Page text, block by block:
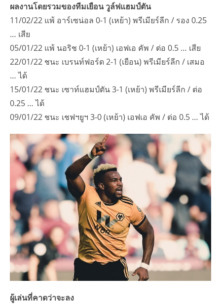
ผลงานโดยรวมของทีมเยือน วูล์ฟแฮมป์ตัน
11/02/22 แพ้ อาร์เซน่อล 0-1 (เหย้า) พรีเมียร์ลีก / รอง 0.25
… เสีย
05/01/22 แพ้ นอริช 0-1 (เหย้า) เอฟเอ คัพ / ต่อ 0.5 … เสีย
22/01/22 ชนะ เบรนท์ฟอร์ด 2-1 (เยือน) พรีเมียร์ลีก / เสมอ
… ได้
15/01/22 ชนะ เซาท์แฮมป์ตัน 3-1 (เหย้า) พรีเมียร์ลีก / ต่อ
0.25 … ได้
09/01/22 ชนะ เชฟฯยูฯ 3-0 (เหย้า) เอฟเอ คัพ / ต่อ 0.5 … ได้
ผู้เล่นที่คาดว่าจะลง